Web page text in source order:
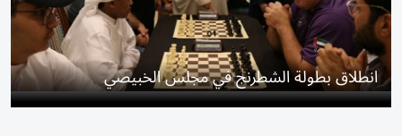
انطلاق بطولة الشطرنج في مجلس الخبيصي